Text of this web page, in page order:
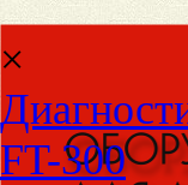
×
FT-300